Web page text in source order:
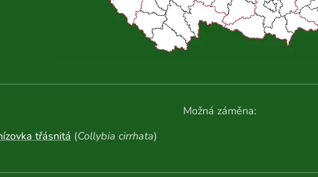
Možná záměna:
třásnitá (Collybia cirrhata)